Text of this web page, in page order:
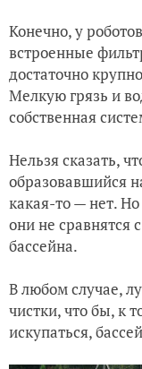
Конечно, у
встроенные
достаточно
Мелкую грязь и
собственная
Нельзя сказать,
образовавшийся
какая-то — нет.
они не сравнятся
бассейна.
В любом случае,
чистки, что бы, к
искупаться,